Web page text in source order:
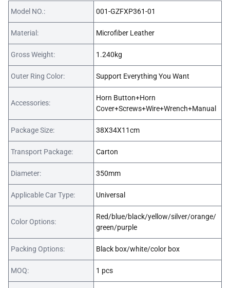
Model NO.: 001-GZFXP361-01
Material: Microfiber Leather
Gross Weight: 1.240kg
Outer Ring Color: Support Everything You Want
Accessories:
Horn Button+Horn
Cover+Screws+Wire+Wrench+Manual
Package Size: 38X34X11cm
Transport Package: Carton
Diameter: 350mm
Applicable Car Type: Universal
Color Options:
Red/blue/black/yellow/silver/orange/
green/purple
Packing Options: Black box/white/color box
MOQ: 1 pcs